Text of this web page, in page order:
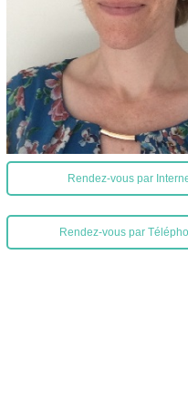
Rendez-vous par
Rendez-vous par